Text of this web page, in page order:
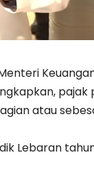
atau
Lebaran